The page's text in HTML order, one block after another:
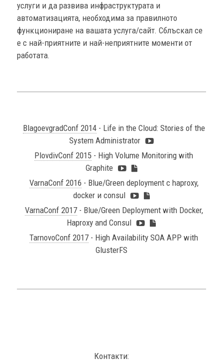
услуги и да развива инфраструктурата и
автоматизацията, необходима за правилното
функциониране на вашата услуга/сайт. Сблъскал се
е с най-приятните и най-неприятните моменти от
работата.
BlagoevgradConf 2014- Life in the Cloud: Stories of the
System Administrator
PlovdivConf 2015 - High Volume Monitoring with
Graphite
VarnaConf 2016 - Blue/Green deployment с haproxy,
docker и consul
VarnaConf 2017- Blue/Green Deployment with Docker,
Haproxy and Consul
TarnovoConf 2017 - High Availability SOA APP with
GlusterFS
Контакти: